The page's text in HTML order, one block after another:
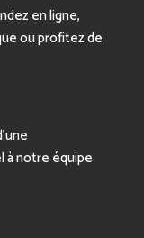
en ligne,
ou profitez de
à notre équipe